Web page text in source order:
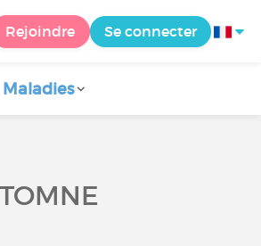
Rejoindre Se connecter
Maladies